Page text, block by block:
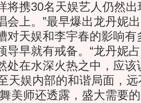
将携30名天娱艺人仍然
会上。”最早爆出龙丹妮
对天娱和李宇春的影响
导早就有戒备。“龙丹妮
处在水深火热之中，应该
天娱内部的和谐局面，
美师还透露，盛大需要